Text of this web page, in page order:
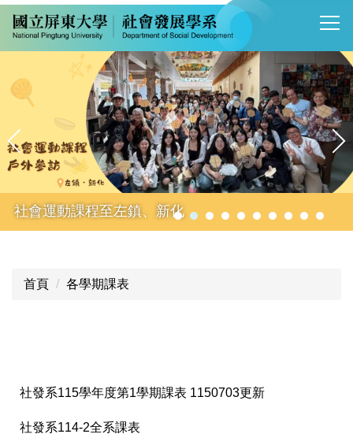
跳
到
主
內
社會運動課程至左鎮、新化
首頁 各學期課表
社發系115學年度第1學期課表 1150703更新
社發系114-2全系課表